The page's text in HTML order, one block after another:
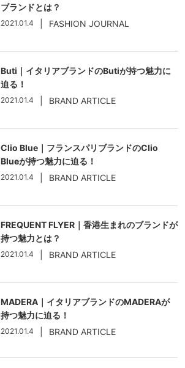
ブランドとは？
2021.01.4 FASHION JOURNAL
Buti｜イタリアブランドのButiが持つ魅力に
迫る！
2021.01.4 BRAND ARTICLE
Clio Blue｜フランスパリブランドのClio
Blueが持つ魅力に迫る！
2021.01.4 BRAND ARTICLE
FREQUENT FLYER｜香港生まれのブランドが
持つ魅力とは？
2021.01.4 BRAND ARTICLE
MADERA｜イタリアブランドのMADERAが
持つ魅力に迫る！
2021.01.4 BRAND ARTICLE